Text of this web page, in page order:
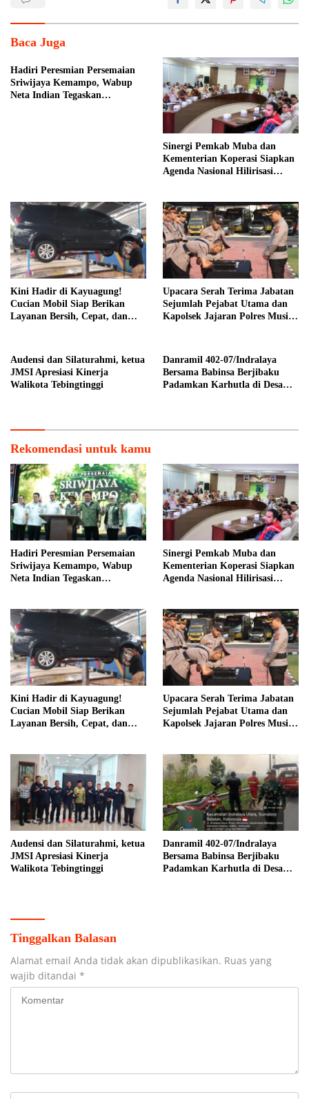
Baca Juga
Hadiri Peresmian Persemaian
Sriwijaya Kemampo, Wabup
Neta Indian Tegaskan
Sinergi Pemkab Muba dan
Kementerian Koperasi Siapkan
Agenda Nasional Hilirisasi
Kini Hadir di Kayuagung!
Cucian Mobil Siap Berikan
Layanan Bersih, Cepat, dan
Upacara Serah Terima Jabatan
Sejumlah Pejabat Utama dan
Kapolsek Jajaran Polres Musi
Audensi dan Silaturahmi, ketua
JMSI Apresiasi Kinerja
Walikota Tebingtinggi
Danramil 402-07/Indralaya
Bersama Babinsa Berjibaku
Padamkan Karhutla di Desa
Rekomendasi untuk kamu
Hadiri Peresmian Persemaian
Sriwijaya Kemampo, Wabup
Neta Indian Tegaskan
Sinergi Pemkab Muba dan
Kementerian Koperasi Siapkan
Agenda Nasional Hilirisasi
Kini Hadir di Kayuagung!
Cucian Mobil Siap Berikan
Layanan Bersih, Cepat, dan
Upacara Serah Terima Jabatan
Sejumlah Pejabat Utama dan
Kapolsek Jajaran Polres Musi
Audensi dan Silaturahmi, ketua
JMSI Apresiasi Kinerja
Walikota Tebingtinggi
Danramil 402-07/Indralaya
Bersama Babinsa Berjibaku
Padamkan Karhutla di Desa
Tinggalkan Balasan
Alamat email Anda tidak akan dipublikasikan. Ruas yang
wajib ditandai *